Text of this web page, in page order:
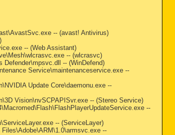
-- (avast! Antivirus)
-- (Web Assistant)
-- (wlcrasvc)
Defender\mpsvc.dll -- (WinDefend)
Service\maintenanceservice.exe --
Update Core\daemonu.exe --
Vision\nvSCPAPISvr.exe -- (Stereo Service)
--
-- (ServiceLayer)
--